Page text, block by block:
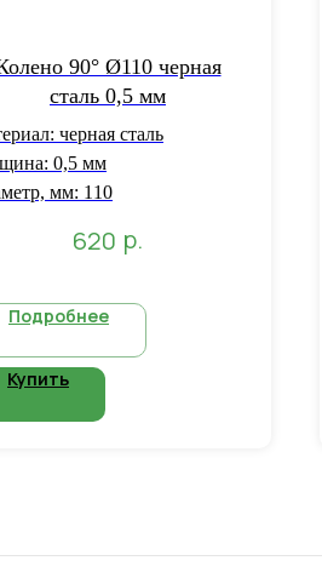
90° Ø110 черная
сталь 0,5 мм
черная сталь
0,5 мм
мм: 110
620 р.
Подробнее
Купить